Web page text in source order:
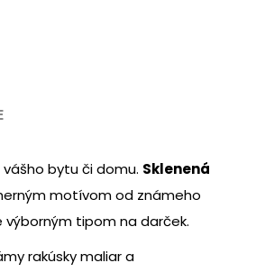
bytu či domu. Sklenená
motívom od známeho
výborným tipom na darček.
rakúsky maliar a